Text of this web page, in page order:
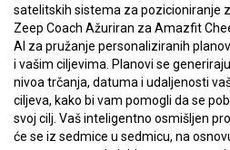
satelitskih sistema za pozicioniranje
Zeep Coach Ažuriran za Amazfit
AI za pružanje personaliziranih
i vašim ciljevima. Planovi se
nivoa trčanja, datuma i udaljenosti
ciljeva, kako bi vam pomogli da se
svoj cilj. Vaš inteligentno osmišljen
će se iz sedmice u sedmicu, na